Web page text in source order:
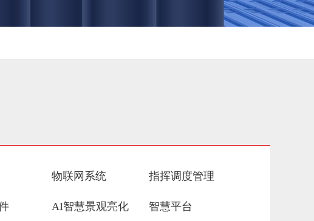
物联网系统 指挥调度管理
AI智慧景观亮化 智慧平台